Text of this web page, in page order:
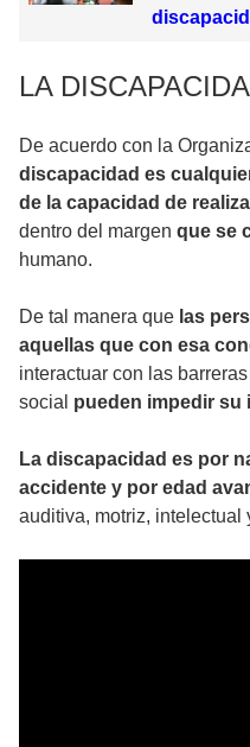
LA
De acuerdo con la
discapacidad es
de la capacidad de
dentro del margen que se
humano.
De tal manera que las
aquellas que con esa
interactuar con las
social pueden impedir su
La discapacidad es por
accidente y por edad
auditiva, motriz, intelectual